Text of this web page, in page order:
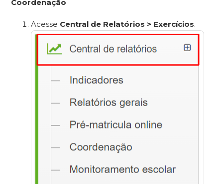
Coordenação
Acesse Central de Relatórios > Exercícios.